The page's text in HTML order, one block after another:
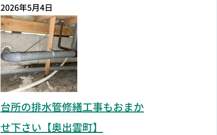
2026年5月4日
台所の排水管修繕工事もおまか
せ下さい【奥出雲町】